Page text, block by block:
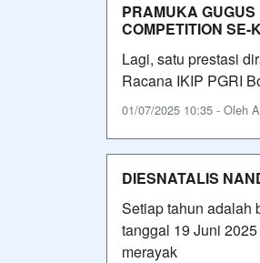
PRAMUKA
COMPETITION
Lagi, satu prestasi
Racana IKIP PGRI
01/07/2025 10:35 - Oleh
DIESNATALIS
Setiap tahun adalah
tanggal 19 Juni
merayak